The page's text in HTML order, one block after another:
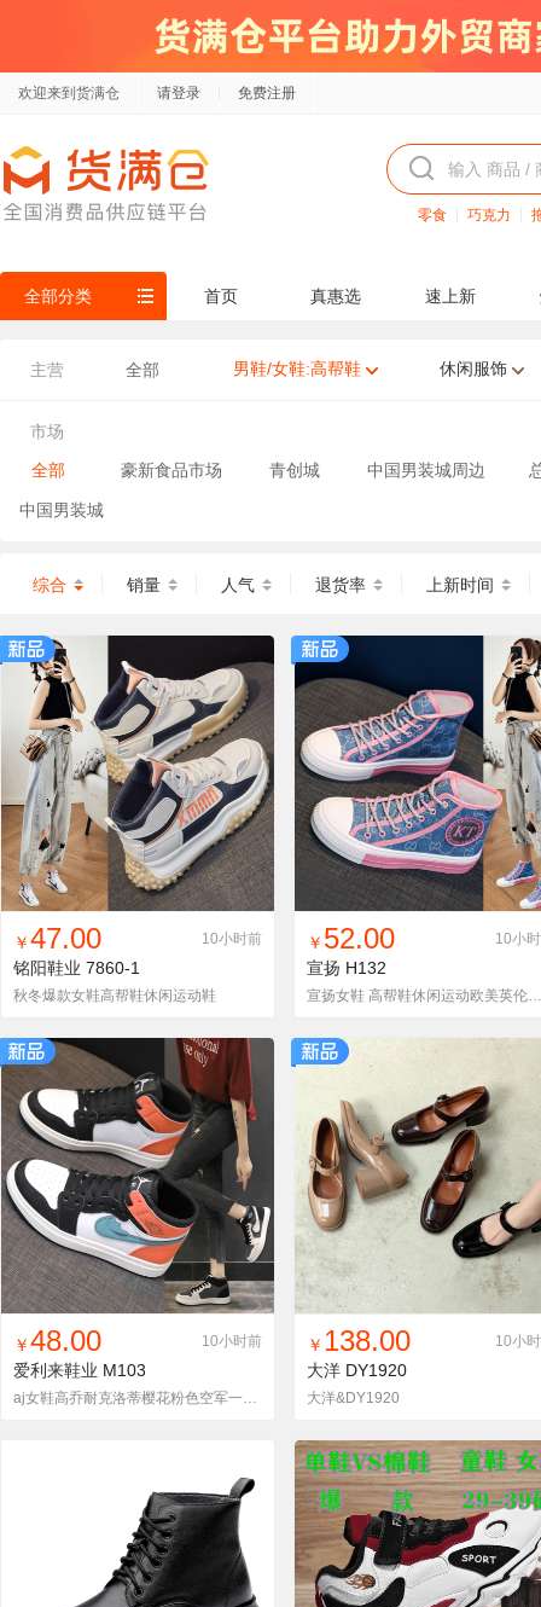
欢迎来到货满仓 请登录 免费注册
零食 巧克力
全部分类 首页 真惠选 速上新
主营 全部 男鞋/女鞋:高帮鞋 休闲服饰
市场
全部
豪新食品市场 青创城 中国男装城周边
中国男装城
综合 销量 人气 退货率 上新时间
找同款 加入铺货单 收藏
￥47.00 10小时前
铭阳鞋业 7860-1
秋冬爆款女鞋高帮鞋休闲运动鞋
找同款 加入铺货单 收藏
￥ 52.00 10小
宣扬 H132
宣扬女鞋 高帮鞋休闲运动欧美英伦时尚女高邦鞋
找同款 加入铺货单 收藏
￥48.00 10小时前
爱利来鞋业 M103
aj女鞋高乔耐克洛蒂樱花粉色空军一号高帮鞋学生运动板鞋
找同款 加入铺货单 收藏
￥ 138.00 10小
大洋 DY1920
大洋&DY1920